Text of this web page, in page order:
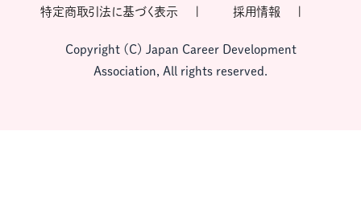
特定商取引法に基づく表示 採用情報
Copyright (C) Japan Career Development
Association, All rights reserved.